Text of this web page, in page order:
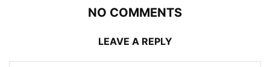
NO COMMENTS
LEAVE A REPLY